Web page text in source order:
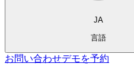
JA
言語
お問い合わせデモを予約